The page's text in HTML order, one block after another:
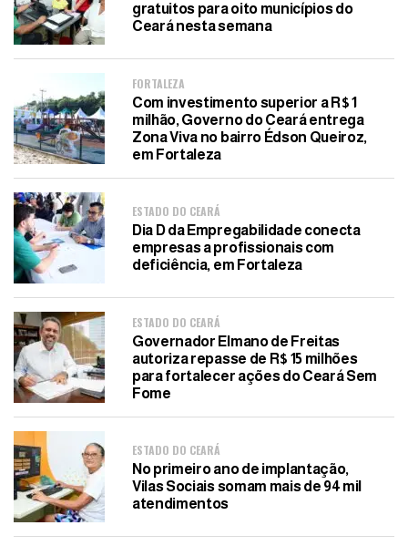
gratuitos para oito municípios do
Ceará nesta semana
FORTALEZA
Com investimento superior a R$ 1
milhão, Governo do Ceará entrega
Zona Viva no bairro Édson Queiroz,
em Fortaleza
ESTADO DO CEARÁ
Dia D da Empregabilidade conecta
empresas a profissionais com
deficiência, em Fortaleza
ESTADO DO CEARÁ
Governador Elmano de Freitas
autoriza repasse de R$ 15 milhões
para fortalecer ações do Ceará Sem
Fome
ESTADO DO CEARÁ
No primeiro ano de implantação,
Vilas Sociais somam mais de 94 mil
atendimentos